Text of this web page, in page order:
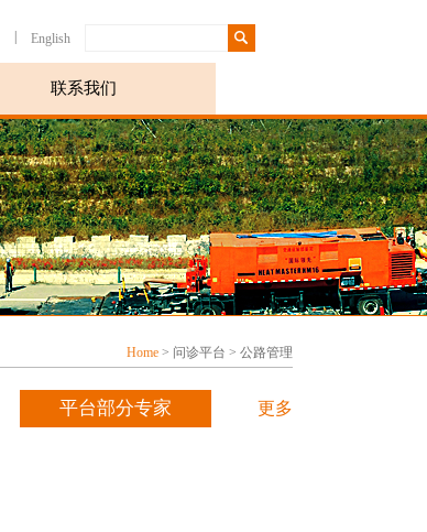
English
联系我们
Home > 问诊平台 > 公路管理
更多
平台部分专家